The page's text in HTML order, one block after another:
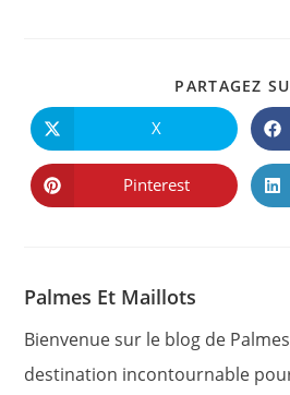
PARTAGEZ
Ouvrir
dans
une
autre
fenêtre
X
Ouvrir
dans
Pinterest
Palmes Et Maillots
Bienvenue sur le blog de
destination incontournable